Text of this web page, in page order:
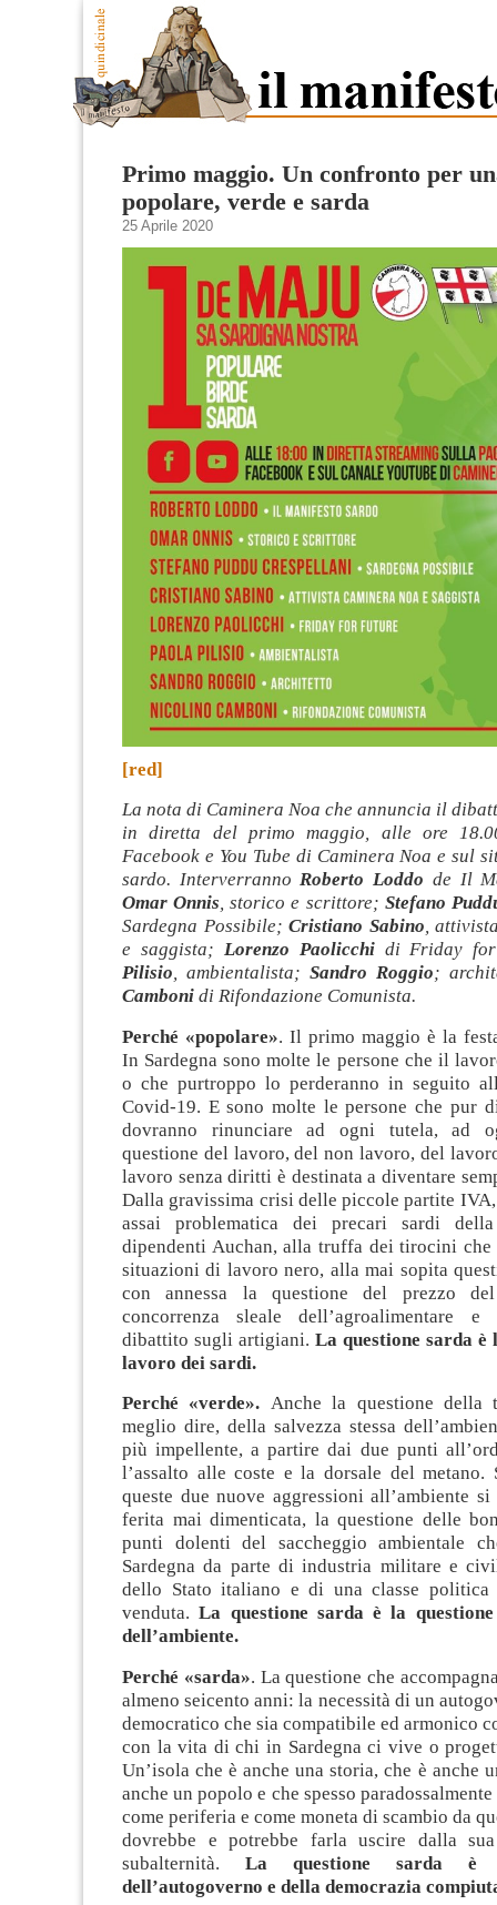
Primo maggio. Un confronto per
popolare, verde e sarda
25 Aprile 2020
[red]
La nota di Caminera Noa che annuncia il
in diretta del primo maggio, alle ore
Facebook e You Tube di Caminera Noa e sul
sardo. InterverrannoRoberto Loddo de Il
Omar Onnis, storico e scrittore; Stefano
Sardegna Possibile; Cristiano Sabino,
e saggista; Lorenzo Paolicchidi Friday
Pilisio, ambientalista; Sandro Roggio;
Camboni di Rifondazione Comunista.
Perché «popolare». Il primo maggio è la
In Sardegna sono molte le persone che il
o che purtroppo lo perderanno in seguito
Covid-19. E sono molte le persone che pur
dovranno rinunciare ad ogni tutela, ad
questione del lavoro, del non lavoro, del
lavoro senza diritti è destinata a diventare
Dalla gravissima crisi delle piccole partite
assai problematica dei precari sardi
dipendenti Auchan, alla truffa dei tirocini che
situazioni di lavoro nero, alla mai sopita
con annessa la questione del prezzo
concorrenza sleale dell’agroalimentare
dibattito sugli artigiani. La questione sarda è
lavoro dei sardi.
Perché «verde». Anche la questione della
meglio dire, della salvezza stessa
più impellente, a partire dai due punti
l’assalto alle coste e la dorsale del
queste due nuove aggressioni all’ambiente si
ferita mai dimenticata, la questione delle
punti dolenti del saccheggio ambientale
Sardegna da parte di industria militare e
dello Stato italiano e di una classe
venduta.La questione sarda è la
dell’ambiente.
Perché «sarda». La questione che
almeno seicento anni: la necessità di un
democratico che sia compatibile ed armonico
con la vita di chi in Sardegna ci vive o
Un’isola che è anche una storia, che è anche
anche un popolo e che spesso
come periferia e come moneta di scambio da
dovrebbe e potrebbe farla uscire dalla
subalternità. La questione sarda è
dell’autogoverno e della democrazia